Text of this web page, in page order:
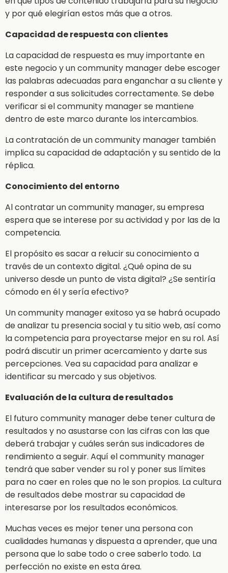
y por qué elegirían estos más que a otros.
Capacidad de respuesta con clientes
La capacidad de respuesta es muy importante en
este negocio y un community manager debe escoger
las palabras adecuadas para enganchar a su cliente y
responder a sus solicitudes correctamente. Se debe
verificar si el community manager se mantiene
dentro de este marco durante los intercambios.
La contratación de un community manager también
implica su capacidad de adaptación y su sentido de la
réplica.
Conocimiento del entorno
Al contratar un community manager, su empresa
espera que se interese por su actividad y por las de la
competencia.
El propósito es sacar a relucir su conocimiento a
través de un contexto digital. ¿Qué opina de su
universo desde un punto de vista digital? ¿Se sentiría
cómodo en él y sería efectivo?
Un community manager exitoso ya se habrá ocupado
de analizar tu presencia social y tu sitio web, así como
la competencia para proyectarse mejor en su rol. Así
podrá discutir un primer acercamiento y darte sus
percepciones. Vea su capacidad para analizar e
identificar su mercado y sus objetivos.
Evaluación de la cultura de resultados
El futuro community manager debe tener cultura de
resultados y no asustarse con las cifras con las que
deberá trabajar y cuáles serán sus indicadores de
rendimiento a seguir. Aquí el community manager
tendrá que saber vender su rol y poner sus límites
para no caer en roles que no le son propios. La cultura
de resultados debe mostrar su capacidad de
interesarse por los resultados económicos.
Muchas veces es mejor tener una persona con
cualidades humanas y dispuesta a aprender, que una
persona que lo sabe todo o cree saberlo todo. La
perfección no existe en esta área.